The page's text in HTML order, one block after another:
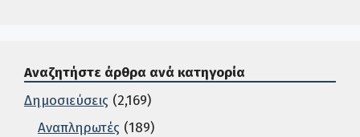
Αναζητήστε άρθρα ανά κατηγορία
Δημοσιεύσεις (2,169)
Αναπληρωτές (189)